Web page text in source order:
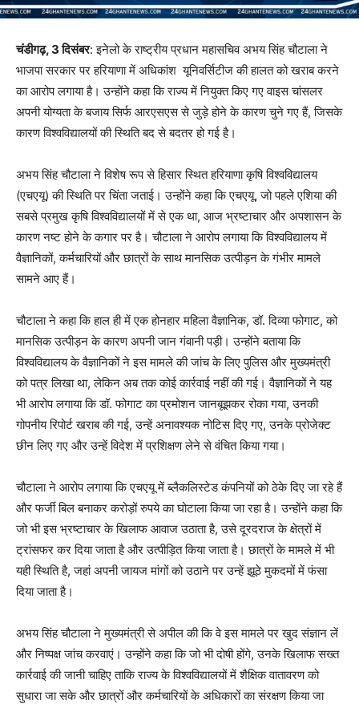
चंडीगढ़, 3 दिसंबर: इनेलो के राष्ट्रीय प्रधान महासचिव अभय सिंह चौटाला ने
भाजपा सरकार पर हरियाणा में अधिकांश यूनिवर्सिटीज की हालत को खराब करने
का आरोप लगाया है। उन्होंने कहा कि राज्य में नियुक्त किए गए वाइस चांसलर
अपनी योग्यता के बजाय सिर्फ आरएसएस से जुड़े होने के कारण चुने गए हैं, जिसके
कारण विश्वविद्यालयों की स्थिति बद से बदतर हो गई है।
अभय सिंह चौटाला ने विशेष रूप से हिसार स्थित हरियाणा कृषि विश्वविद्यालय
(एचएयू) की स्थिति पर चिंता जताई। उन्होंने कहा कि एचएयू, जो पहले एशिया की
सबसे प्रमुख कृषि विश्वविद्यालयों में से एक था, आज भ्रष्टाचार और अपशासन के
कारण नष्ट होने के कगार पर है। चौटाला ने आरोप लगाया कि विश्वविद्यालय में
वैज्ञानिकों, कर्मचारियों और छात्रों के साथ मानसिक उत्पीड़न के गंभीर मामले
सामने आए हैं।
चौटाला ने कहा कि हाल ही में एक होनहार महिला वैज्ञानिक, डॉ. दिव्या फोगाट, को
मानसिक उत्पीड़न के कारण अपनी जान गंवानी पड़ी। उन्होंने बताया कि
विश्वविद्यालय के वैज्ञानिकों ने इस मामले की जांच के लिए पुलिस और मुख्यमंत्री
को पत्र लिखा था, लेकिन अब तक कोई कार्रवाई नहीं की गई। वैज्ञानिकों ने यह
भी आरोप लगाया कि डॉ. फोगाट का प्रमोशन जानबूझकर रोका गया, उनकी
गोपनीय रिपोर्ट खराब की गई, उन्हें अनावश्यक नोटिस दिए गए, उनके प्रोजेक्ट
छीन लिए गए और उन्हें विदेश में प्रशिक्षण लेने से वंचित किया गया।
चौटाला ने आरोप लगाया कि एचएयू में ब्लैकलिस्टेड कंपनियों को ठेके दिए जा रहे हैं
और फर्जी बिल बनाकर करोड़ों रुपये का घोटाला किया जा रहा है। उन्होंने कहा कि
जो भी इस भ्रष्टाचार के खिलाफ आवाज उठाता है, उसे दूरदराज के क्षेत्रों में
ट्रांसफर कर दिया जाता है और उत्पीड़ित किया जाता है। छात्रों के मामले में भी
यही स्थिति है, जहां अपनी जायज मांगों को उठाने पर उन्हें झूठे मुकदमों में फंसा
दिया जाता है।
अभय सिंह चौटाला ने मुख्यमंत्री से अपील की कि वे इस मामले पर खुद संज्ञान लें
और निष्पक्ष जांच करवाएं। उन्होंने कहा कि जो भी दोषी होंगे, उनके खिलाफ सख्त
कार्रवाई की जानी चाहिए ताकि राज्य के विश्वविद्यालयों में शैक्षिक वातावरण को
सुधारा जा सके और छात्रों और कर्मचारियों के अधिकारों का संरक्षण किया जा